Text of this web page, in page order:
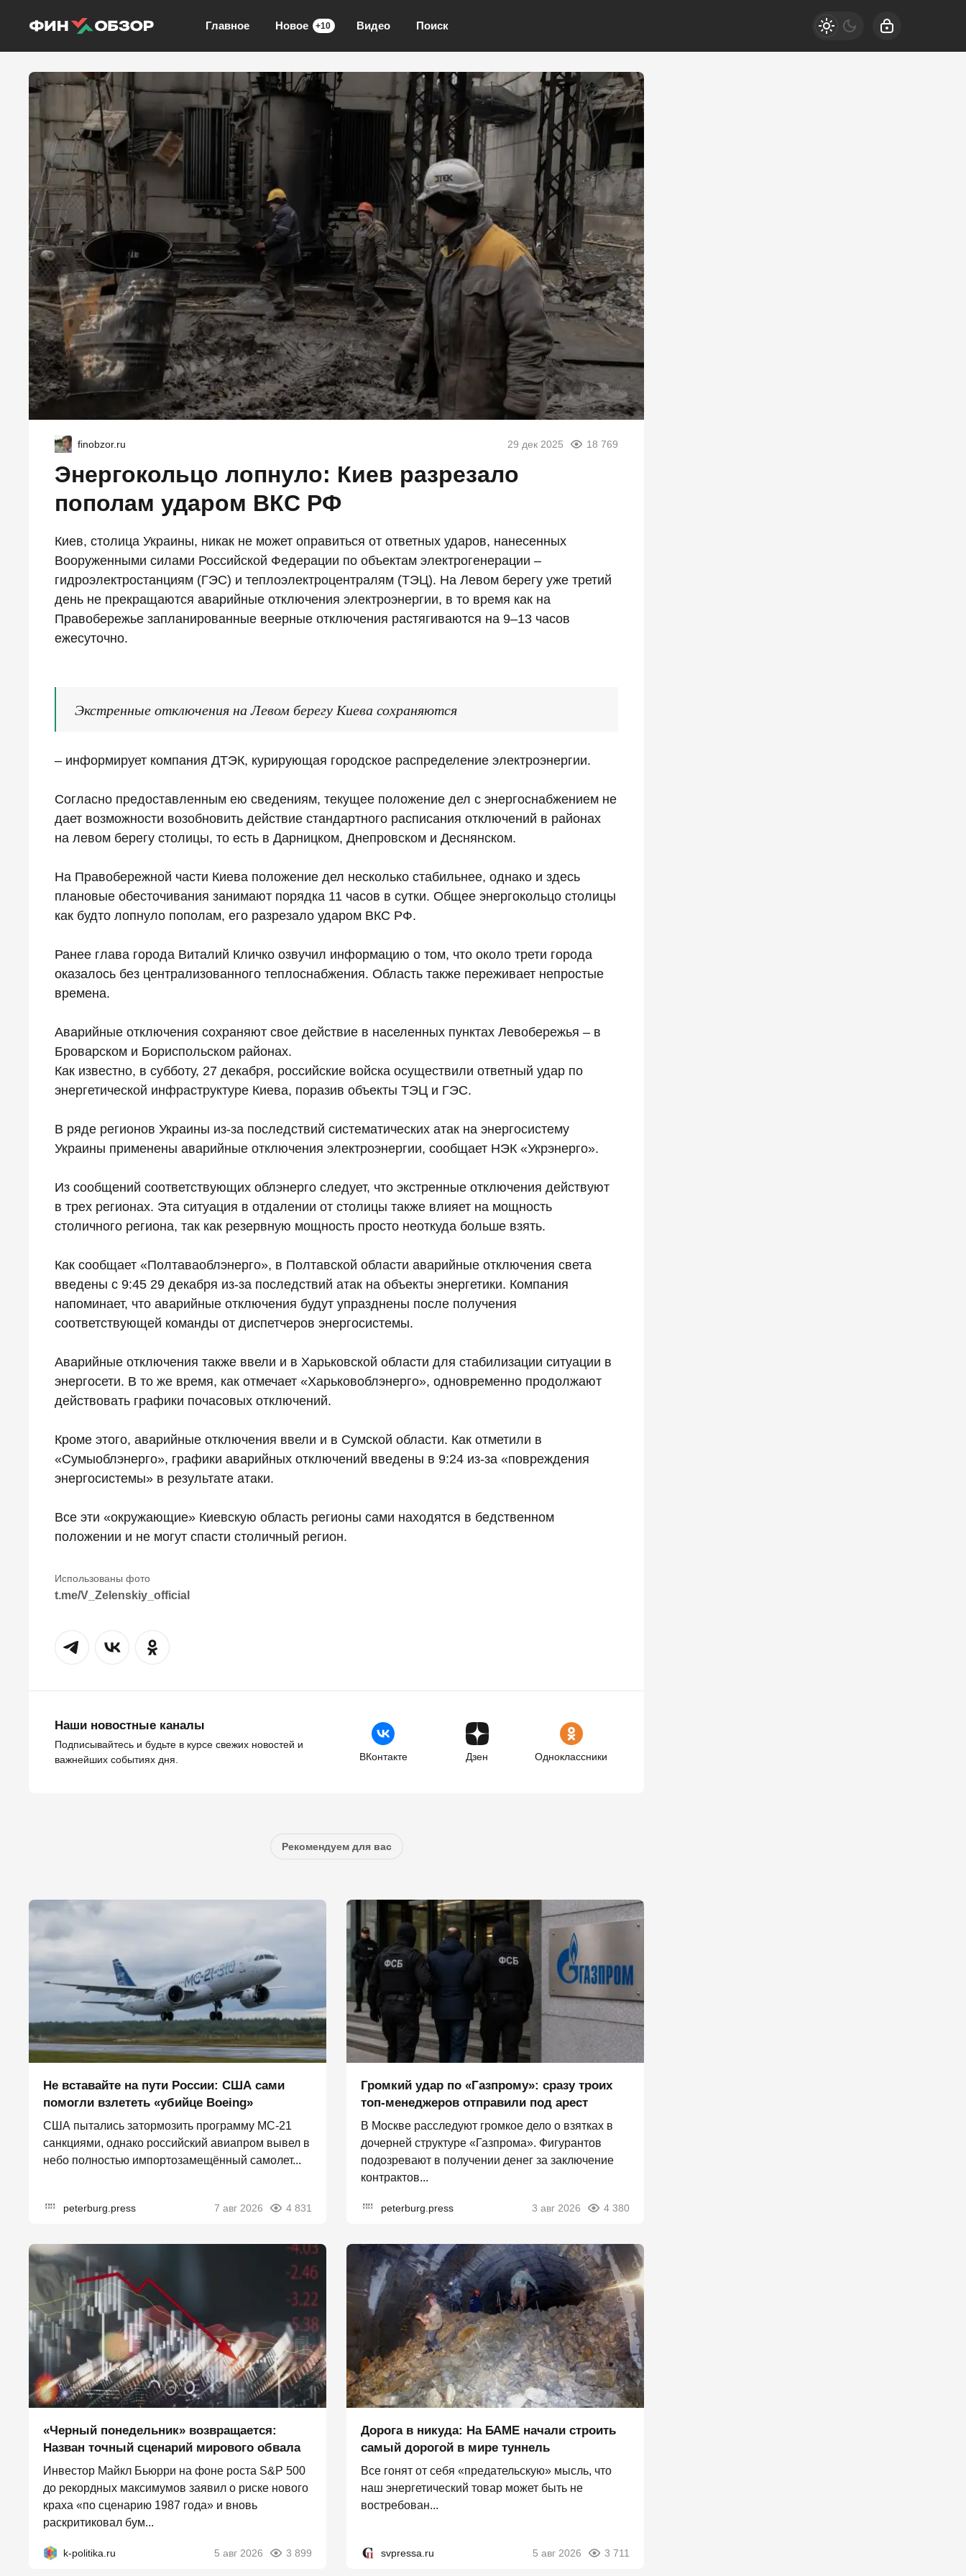
Главное Новое +10 Видео Поиск
finobzor.ru 29 дек 2025 18 769
Энергокольцо лопнуло: Киев разрезало
пополам ударом ВКС РФ
Киев, столица Украины, никак не может оправиться от ответных ударов, нанесенных
Вооруженными силами Российской Федерации по объектам электрогенерации –
гидроэлектростанциям (ГЭС) и теплоэлектроцентралям (ТЭЦ). На Левом берегу уже третий
день не прекращаются аварийные отключения электроэнергии, в то время как на
Правобережье запланированные веерные отключения растягиваются на 9–13 часов
ежесуточно.
Экстренные отключения на Левом берегу Киева сохраняются
– информирует компания ДТЭК, курирующая городское распределение электроэнергии.
Согласно предоставленным ею сведениям, текущее положение дел с энергоснабжением не
дает возможности возобновить действие стандартного расписания отключений в районах
на левом берегу столицы, то есть в Дарницком, Днепровском и Деснянском.
На Правобережной части Киева положение дел несколько стабильнее, однако и здесь
плановые обесточивания занимают порядка 11 часов в сутки. Общее энергокольцо столицы
как будто лопнуло пополам, его разрезало ударом ВКС РФ.
Ранее глава города Виталий Кличко озвучил информацию о том, что около трети города
оказалось без централизованного теплоснабжения. Область также переживает непростые
времена.
Аварийные отключения сохраняют свое действие в населенных пунктах Левобережья – в
Броварском и Бориспольском районах.
Как известно, в субботу, 27 декабря, российские войска осуществили ответный удар по
энергетической инфраструктуре Киева, поразив объекты ТЭЦ и ГЭС.
В ряде регионов Украины из-за последствий систематических атак на энергосистему
Украины применены аварийные отключения электроэнергии, сообщает НЭК «Укрэнерго».
Из сообщений соответствующих облэнерго следует, что экстренные отключения действуют
в трех регионах. Эта ситуация в отдалении от столицы также влияет на мощность
столичного региона, так как резервную мощность просто неоткуда больше взять.
Как сообщает «Полтаваоблэнерго», в Полтавской области аварийные отключения света
введены с 9:45 29 декабря из-за последствий атак на объекты энергетики. Компания
напоминает, что аварийные отключения будут упразднены после получения
соответствующей команды от диспетчеров энергосистемы.
Аварийные отключения также ввели и в Харьковской области для стабилизации ситуации в
энергосети. В то же время, как отмечает «Харьковоблэнерго», одновременно продолжают
действовать графики почасовых отключений.
Кроме этого, аварийные отключения ввели и в Сумской области. Как отметили в
«Сумыоблэнерго», графики аварийных отключений введены в 9:24 из-за «повреждения
энергосистемы» в результате атаки.
Все эти «окружающие» Киевскую область регионы сами находятся в бедственном
положении и не могут спасти столичный регион.
t.me/V_Zelenskiy_official
Наши новостные каналы
Подписывайтесь и будьте в курсе свежих новостей и
важнейших событиях дня.
ВКонтакте Дзен Одноклассники
Рекомендуем для вас
Не вставайте на пути России: США сами
помогли взлететь «убийце Boeing»
США пытались затормозить программу МС-21
санкциями, однако российский авиапром вывел в
небо полностью импортозамещённый самолет...
peterburg.press 7 авг 2026 4 831
Громкий удар по «Газпрому»: сразу троих
топ-менеджеров отправили под арест
В Москве расследуют громкое дело о взятках в
дочерней структуре «Газпрома». Фигурантов
подозревают в получении денег за заключение
контрактов...
peterburg.press 3 авг 2026 4 380
«Черный понедельник» возвращается:
Назван точный сценарий мирового обвала
Инвестор Майкл Бьюрри на фоне роста S&P 500
до рекордных максимумов заявил о риске нового
краха «по сценарию 1987 года» и вновь
раскритиковал бум...
k-politika.ru 5 авг 2026 3 899
Дорога в никуда: На БАМЕ начали строить
самый дорогой в мире туннель
Все гонят от себя «предательскую» мысль, что
наш энергетический товар может быть не
востребован...
svpressa.ru 5 авг 2026 3 711